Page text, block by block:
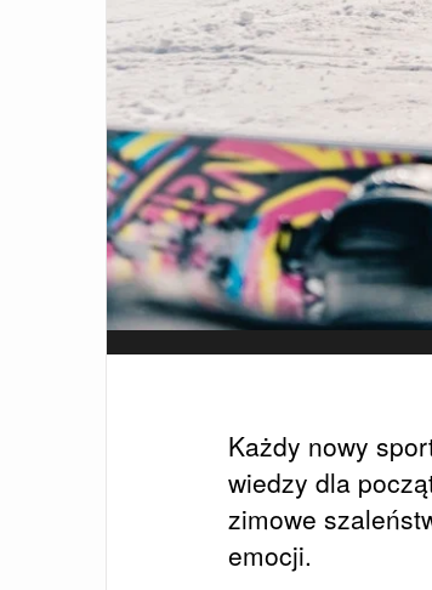
Każdy nowy
wiedzy dla
zimowe
emocji.